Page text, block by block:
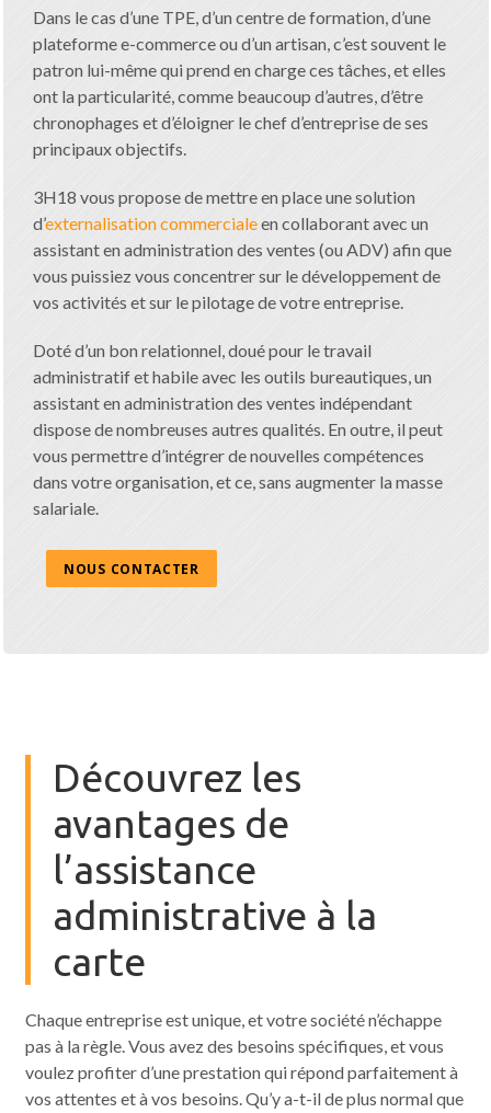
Dans le cas d’une TPE, d’un centre de formation, d’une
plateforme e-commerce ou d’un artisan, c’est souvent le
patron lui-même qui prend en charge ces tâches, et elles
ont la particularité, comme beaucoup d’autres, d’être
chronophages et d’éloigner le chef d’entreprise de ses
principaux objectifs.
3H18 vous propose de mettre en place une solution
d’externalisation commercialeen collaborant avec un
assistant en administration des ventes (ou ADV) afin que
vous puissiez vous concentrer sur le développement de
vos activités et sur le pilotage de votre entreprise.
Doté d’un bon relationnel, doué pour le travail
administratif et habile avec les outils bureautiques, un
assistant en administration des ventes indépendant
dispose de nombreuses autres qualités. En outre, il peut
vous permettre d’intégrer de nouvelles compétences
dans votre organisation, et ce, sans augmenter la masse
salariale.
NOUS CONTACTER
Découvrez les
avantages de
l’assistance
administrative à la
carte
Chaque entreprise est unique, et votre société n’échappe
pas à la règle. Vous avez des besoins spécifiques, et vous
voulez profiter d’une prestation qui répond parfaitement à
vos attentes et à vos besoins. Qu’y a-t-il de plus normal que